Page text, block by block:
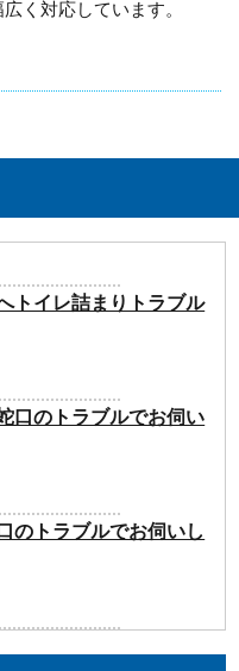
く対応しています。
トイレ詰まりトラブル
口のトラブルでお伺い
のトラブルでお伺いし